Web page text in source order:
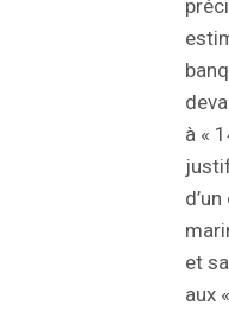
à «
et
aux «